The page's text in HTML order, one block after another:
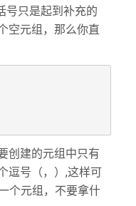
号只是起到补充的
空元组，那么你直
创建的元组中只有
逗号（，）,这样可
个元组，不要拿什